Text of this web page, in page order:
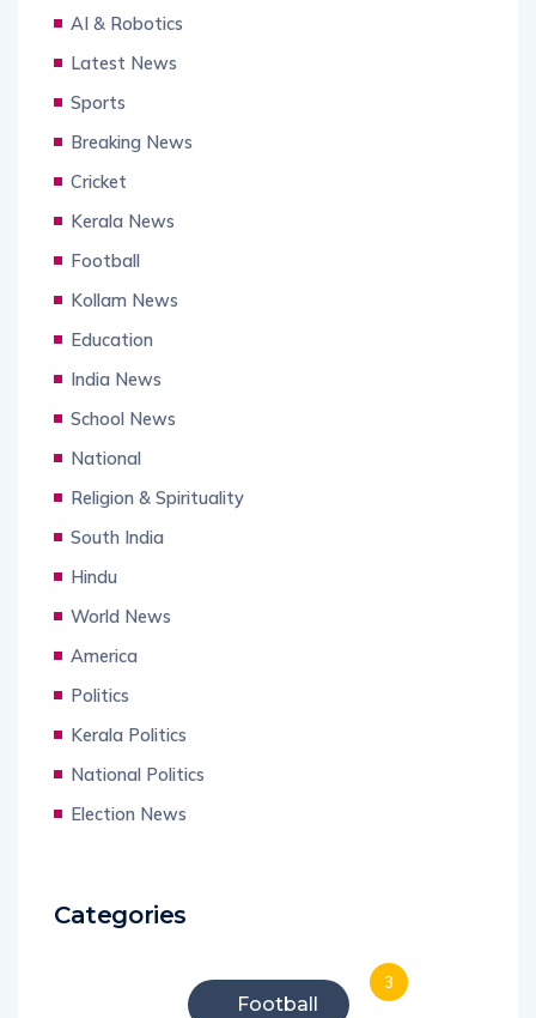
AI & Robotics
Latest News
Sports
Breaking News
Cricket
Kerala News
Football
Kollam News
Education
India News
School News
National
Religion & Spirituality
South India
Hindu
World News
America
Politics
Kerala Politics
National Politics
Election News
Categories
Football
3